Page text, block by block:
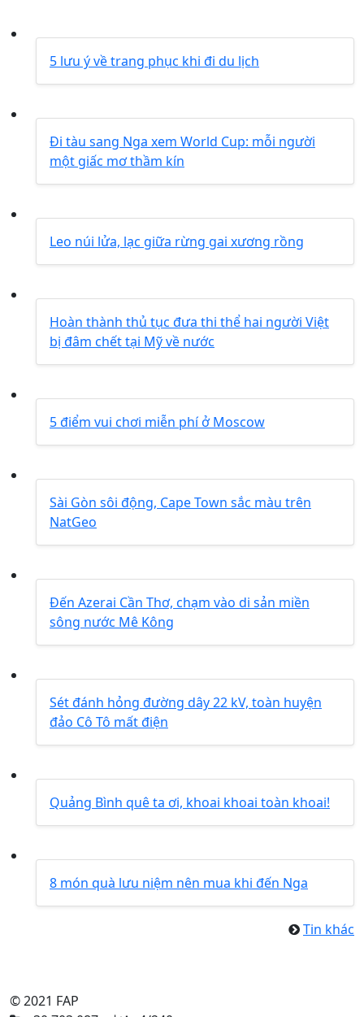
5 lưu ý về trang phục khi đi du lịch
Đi tàu sang Nga xem World Cup: mỗi người
một giấc mơ thầm kín
Leo núi lửa, lạc giữa rừng gai xương rồng
Hoàn thành thủ tục đưa thi thể hai người Việt
bị đâm chết tại Mỹ về nước
5 điểm vui chơi miễn phí ở Moscow
Sài Gòn sôi động, Cape Town sắc màu trên
NatGeo
Đến Azerai Cần Thơ, chạm vào di sản miền
sông nước Mê Kông
Sét đánh hỏng đường dây 22 kV, toàn huyện
đảo Cô Tô mất điện
Quảng Bình quê ta ơi, khoai khoai toàn khoai!
8 món quà lưu niệm nên mua khi đến Nga
Tin khác
© 2021 FAP